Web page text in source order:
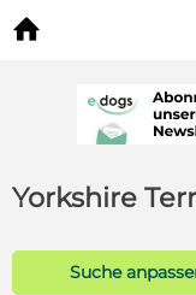

Yorkshire
Suche